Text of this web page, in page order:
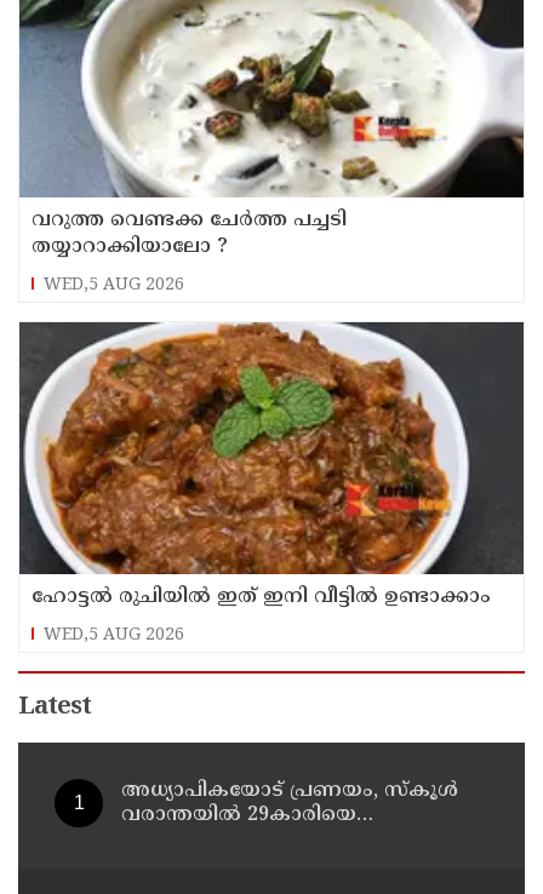
‌വറുത്ത വെണ്ടക്ക ചേർത്ത പച്ചടി
തയ്യാറാക്കിയാലോ ?
WED,5 AUG 2026
ഹോട്ടൽ രുചിയിൽ ഇത് ഇനി വീട്ടിൽ ഉണ്ടാക്കാം
WED,5 AUG 2026
Latest
അധ്യാപികയോട് പ്രണയം, സ്‌കൂള്‍
വരാന്തയില്‍ 29കാരിയെ